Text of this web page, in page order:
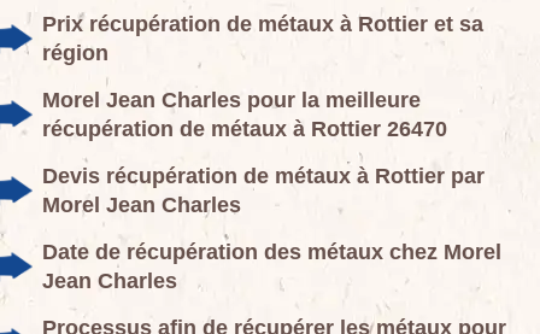
Prix récupération de métaux à Rottier et sa
région
Morel Jean Charles pour la meilleure
récupération de métaux à Rottier 26470
Devis récupération de métaux à Rottier par
Morel Jean Charles
Date de récupération des métaux chez Morel
Jean Charles
Processus afin de récupérer les métaux pour